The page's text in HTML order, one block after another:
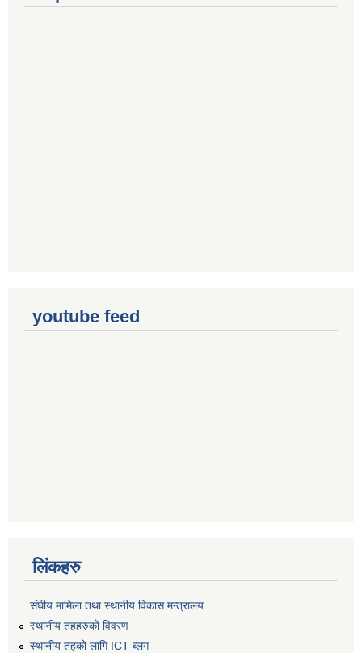
youtube feed
लिंकहरु
संघीय मामिला तथा स्थानीय विकास मन्त्रालय
स्थानीय तहहरुकाे विवरण
स्थानीय तहको लागि ICT ब्लग